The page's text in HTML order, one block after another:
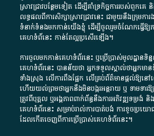
ស្រាវជ្រាវបន្ថែមទៀត ដើម្បីគាំទ្រកិច្ចការ​របស់ពួកគេ
លទ្ធផលពីការសិក្សាស្រាវជ្រាវនេះ ជាមួយនឹងក្រុមកា
ទំនាក់ទំនងមកកាន់យើងខ្ញុំ ដើម្បីចូលរួមចំណែកធ្វើឱ្
គេហទំព័នេះ កាន់តែល្អប្រសើរឡើង។
ការចូលមកកាន់គេហទំព័រនេះ ឬប្រើប្រាស់មូលដ្ឋានទិ
គេហទំព័រនេះ បានន័យថា អ្នកទទួលស្គាល់ថាអ្នកម
ទាំងស្រុង លើការពឹងផ្អែក លើគ្រប់ព័ត៌មានផ្តល់ឱ្យន
ហើយយល់ព្រមថាអ្នកនឹងមិនបង្ករអន្តរាយ ឬ ទាមទា
ត្រូវពីបុគ្គល ឬអង្គភាពពាក់ព័ន្ធនឹងការអភិវឌ្ឍទម្រង់ និ
គេហទំព័រនេះ សម្រាប់រាល់ការបាត់បង់ ការខូចប្រយោ
ដែលកើតចេញពីការប្រើប្រាស់គេហទំព័រនេះ។